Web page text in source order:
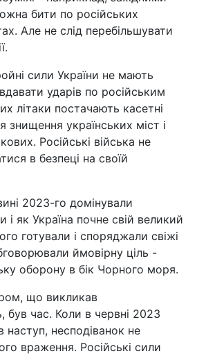
бити по російських
Але не слід перебільшувати
сили України не мають
ударів по російським
літаки постачають касетні
знищення українських міст і
Російські війська не
в безпеці на своїй
2023-го домінували
і як Україна почне свій великий
готували і споряджали свіжі
ймовірну ціль -
оборону в бік Чорного моря.
що викликав
був час. Коли в червні 2023
наступ, несподіванок не
враження. Російські сили